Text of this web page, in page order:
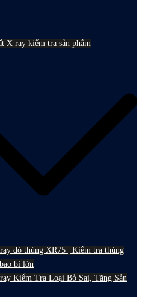
X ray kiểm tra sản phẩm
dò thùng XR75 | Kiểm tra thùng
bì lớn
Kiểm Tra Loại Bỏ Sai, Tăng Sản